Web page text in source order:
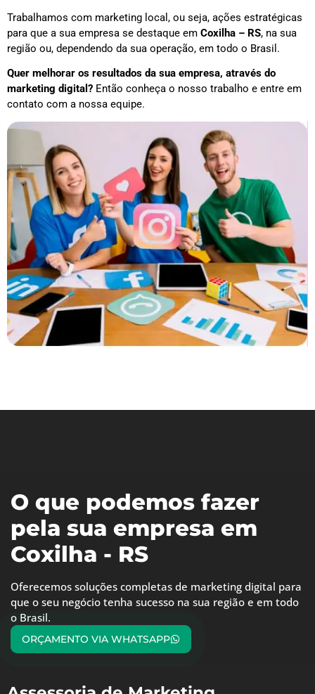
Trabalhamos com marketing local, ou seja, ações estratégicas
para que a sua empresa se destaque em Coxilha – RS, na sua
região ou, dependendo da sua operação, em todo o Brasil.
Quer melhorar os resultados da sua empresa, através do
marketing digital? Então conheça o nosso trabalho e entre em
contato com a nossa equipe.
O que podemos fazer
pela sua empresa em
Coxilha - RS
Oferecemos soluções completas de marketing digital para
que o seu negócio tenha sucesso na sua região e em todo
o Brasil.
ORÇAMENTO VIA WHATSAPP